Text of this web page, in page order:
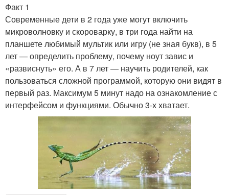
Факт 1
Современные дети в 2 года уже могут включить
микроволновку и скороварку, в три года найти на
планшете любимый мультик или игру (не зная букв), в 5
лет — определить проблему, почему ноут завис и
«развиснуть» его. А в 7 лет — научить родителей, как
пользоваться сложной программой, которую они видят в
первый раз. Максимум 5 минут надо на ознакомление с
интерфейсом и функциями. Обычно 3-х хватает.